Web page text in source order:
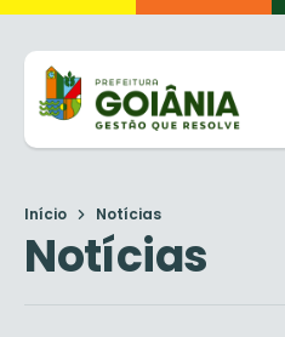
Início Notícias
Notícias